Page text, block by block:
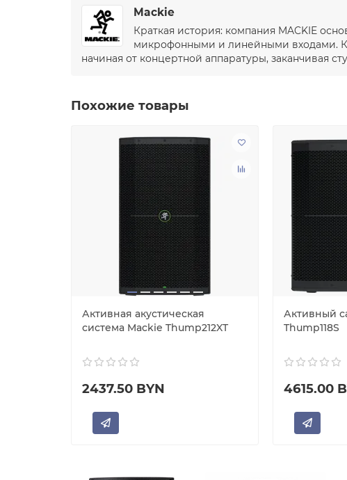
Mackie
Краткая история: компания MACKIE
микрофонными и линейными входами.
начиная от концертной аппаратуры, заканчивая
Похожие товары
Активная акустическая
система Mackie Thump212XT
2437.50 BYN
Активный
Thump118S
4615.00